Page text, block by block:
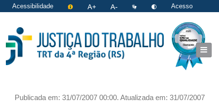
Acessibilidade
Acesso
Publicada em: 31/07/2007 00:00. Atualizada em: 31/07/2007